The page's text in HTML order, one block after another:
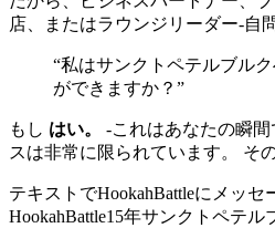
店、またはラウンジリーダー-自
“私はサンクトペテルブル
ができますか？”
もし はい。 -これはあなたの瞬間
スは非常に限られています。 その
テキストでHookahBattleにメッセ
HookahBattle15年サンクトペテ